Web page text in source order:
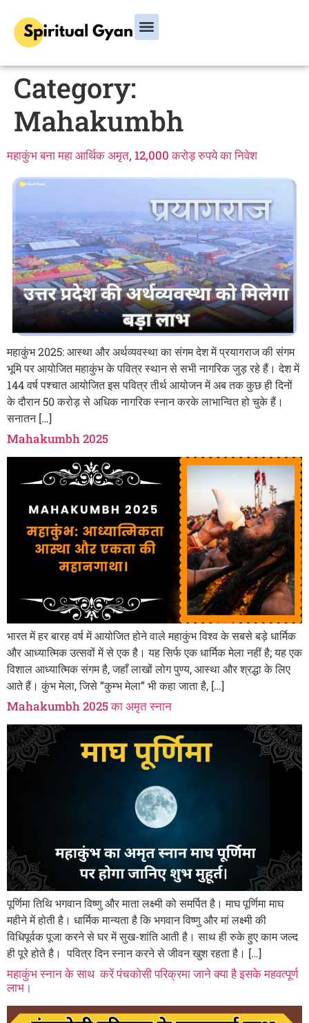
Category:
Mahakumbh
महाकुंभ बना महा आर्थिक अमृत, 12,000 करोड़ रुपये का निवेश
महाकुंभ 2025: आस्था और अर्थव्यवस्था का संगम देश में प्रयागराज की संगम
भूमि पर आयोजित महाकुंभ के पवित्र स्थान से सभी नागरिक जुड़ रहे हैं। देश में
144 वर्ष पश्चात आयोजित इस पवित्र तीर्थ आयोजन में अब तक कुछ ही दिनों
के दौरान 50 करोड़ से अधिक नागरिक स्नान करके लाभान्वित हो चुके हैं।
सनातन […]
Mahakumbh 2025
भारत में हर बारह वर्ष में आयोजित होने वाले महाकुंभ विश्व के सबसे बड़े धार्मिक
और आध्यात्मिक उत्सवों में से एक है। यह सिर्फ एक धार्मिक मेला नहीं है; यह एक
विशाल आध्यात्मिक संगम है, जहाँ लाखों लोग पुण्य, आस्था और श्रद्धा के लिए
आते हैं। कुंभ मेला, जिसे “कुम्भ मेला” भी कहा जाता है, […]
Mahakumbh 2025 का अमृत स्नान
पूर्णिमा तिथि भगवान विष्णु और माता लक्ष्मी को समर्पित है। माघ पूर्णिमा माघ
महीने में होती है। धार्मिक मान्यता है कि भगवान विष्णु और मां लक्ष्मी की
विधिपूर्वक पूजा करने से घर में सुख-शांति आती है। साथ ही रुके हुए काम जल्द
ही पूरे होते है। पवित्र दिन स्नान करने से जीवन खुश रहता है। […]
महाकुंभ स्नान के साथ करें पंचकोसी परिक्रमा जाने क्या है इसके महवत्पूर्ण
लाभ।